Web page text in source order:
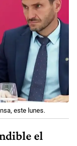
este lunes.
el